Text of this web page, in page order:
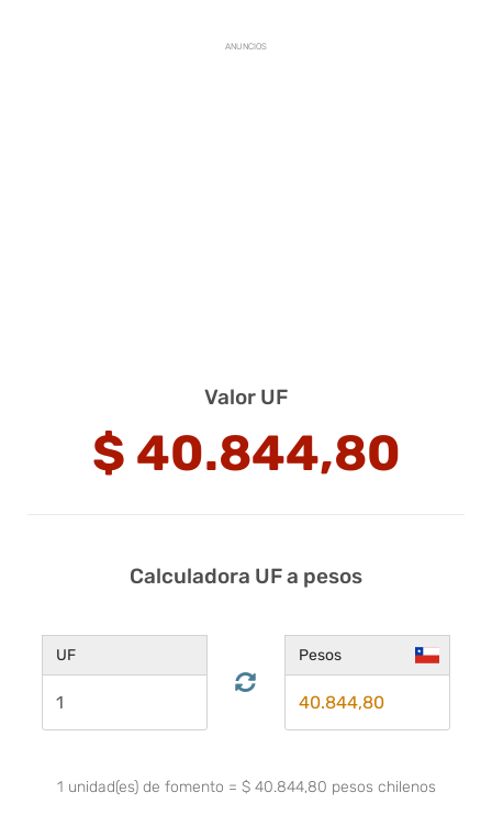
ANUNCIOS
Valor UF
$ 40.844,80
Calculadora UF a pesos
UF Pesos
1 unidad(es) de fomento = $ 40.844,80 pesos chilenos